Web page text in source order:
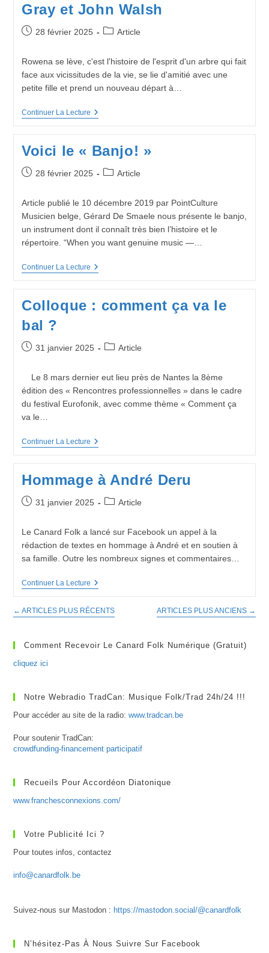
Gray et John Walsh
Publication
28 février 2025
PostArticle
Rowena se lève, c'est l'histoire de l'esprit d'un arbre qui fait
face aux vicissitudes de la vie, se lie d'amitié avec une
petite fille et prend un nouveau départ à…
Continuer La LectureSpectacle
Gray
John
Voici le « Banjo! »
Publication
28 février 2025
PostArticle
Article publié le 10 décembre 2019 par PointCulture
Musicien belge, Gérard De Smaele nous présente le banjo,
un instrument dont il connaît très bien l’histoire et le
répertoire. “When you want genuine music —…
Continuer La LectureVoici
Colloque : comment ça va le
bal ?
Publication
31 janvier 2025
PostArticle
Le 8 mars dernier eut lieu près de Nantes la 8ème
édition des « Rencontres professionnelles » dans le cadre
du festival Eurofonik, avec comme thème « Comment ça
va le…
Continuer La LectureColloque
Va
Bal
Hommage à André Deru
Publication
31 janvier 2025
PostArticle
Le Canard Folk a lancé sur Facebook un appel à la
rédaction de textes en hommage à André et en soutien à
sa famille. Outre les nombreux signes et commentaires…
Continuer La LectureHommage
Deru
← ARTICLES PLUS RÉCENTS ARTICLES PLUS ANCIENS →
Comment Recevoir Le Canard Folk Numérique (gratuit)
cliquez ici
Notre Webradio TradCan: Musique Folk/Trad 24h/24 !!!
Pour accéder au site de la radio:www.tradcan.be
Pour soutenir TradCan:
crowdfunding-financement participatif
Recueils Pour Accordéon Diatonique
www.franchesconnexions.com/
Votre Publicité Ici ?
Pour toutes infos, contactez
info@canardfolk.be
Suivez-nous sur Mastodon : https://mastodon.social/@canardfolk
N’hésitez-Pas À Nous Suivre Sur Facebook